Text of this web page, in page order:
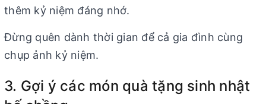
thêm kỷ niệm đáng nhớ.
Đừng quên dành thời gian để cả gia đình cùng
chụp ảnh kỷ niệm.
3. Gợi ý các món quà tặng sinh nhật